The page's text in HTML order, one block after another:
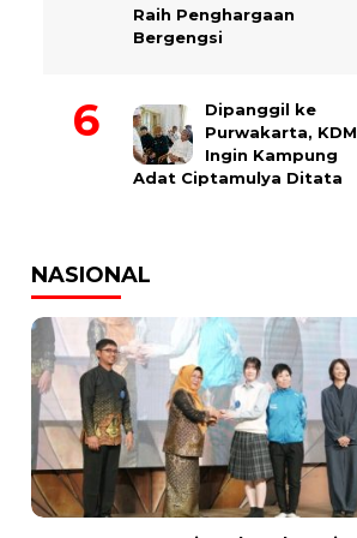
Raih Penghargaan
Bergengsi
Dipanggil ke
Purwakarta, KDM
Ingin Kampung
Adat Ciptamulya Ditata
NASIONAL